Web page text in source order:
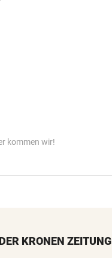
kommen wir!
KRONEN ZEITUNG